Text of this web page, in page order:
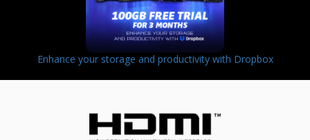
Enhance your storage and productivity with Dropbox